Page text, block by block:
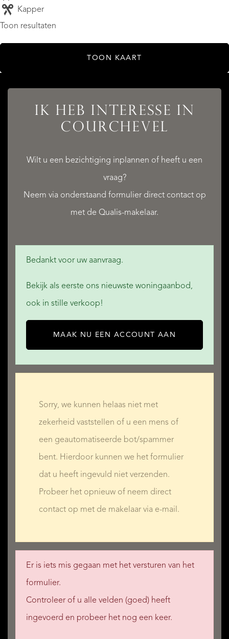
Kapper
Toon resultaten
TOON KAART
IK HEB INTERESSE IN
COURCHEVEL
Wilt u een bezichtiging inplannen of heeft u een
vraag?
Neem via onderstaand formulier direct contact op
met de Qualis-makelaar.
Bedankt voor uw aanvraag.
Bekijk als eerste ons nieuwste woningaanbod,
ook in stille verkoop!
MAAK NU EEN ACCOUNT AAN
Sorry, we kunnen helaas niet met
zekerheid vaststellen of u een mens of
een geautomatiseerde bot/spammer
bent. Hierdoor kunnen we het formulier
dat u heeft ingevuld niet verzenden.
Probeer het opnieuw of neem direct
contact op met de makelaar via e-mail.
Er is iets mis gegaan met het versturen van het
formulier.
Controleer of u alle velden (goed) heeft
ingevoerd en probeer het nog een keer.